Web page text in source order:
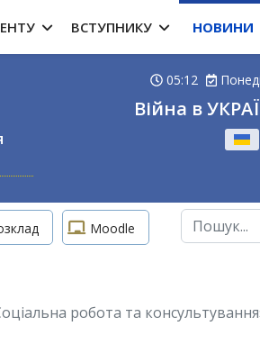
ВСТУПНИКУ НОВИНИ
05:12
Війна в
Moodle Пошук
робота та